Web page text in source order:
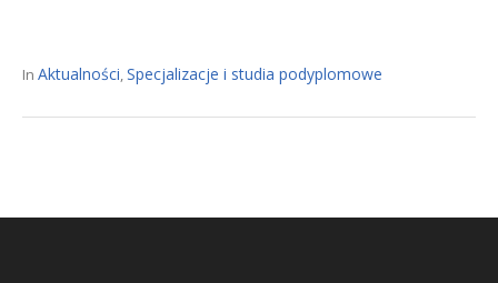
In Aktualności Specjalizacje i studia podyplomowe